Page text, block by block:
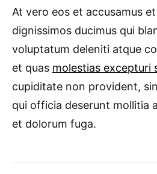
At vero eos et accusamus
dignissimos ducimus qui
voluptatum deleniti atque
et quas molestias excepturi
cupiditate non provident,
qui officia deserunt mollitia
et dolorum fuga.